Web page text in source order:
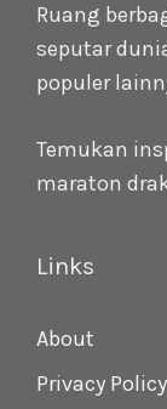
Ruang
seputar
populer
Temukan
maraton
Links
About
Privacy Policy